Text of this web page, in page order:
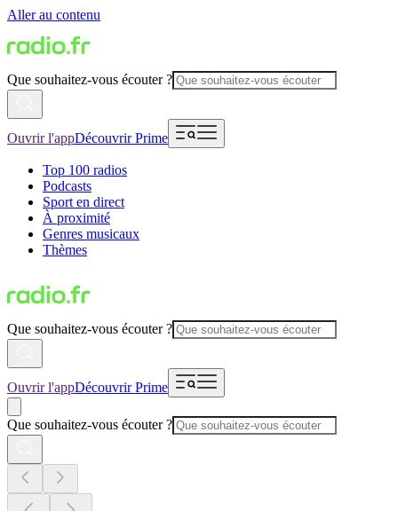
Aller au contenu
Que souhaitez-vous écouter ?
Ouvrir l'appDécouvrir Prime
Top 100 radios
Podcasts
Sport en direct
À proximité
Genres musicaux
Thèmes
Que souhaitez-vous écouter ?
Ouvrir l'appDécouvrir Prime
Que souhaitez-vous écouter ?